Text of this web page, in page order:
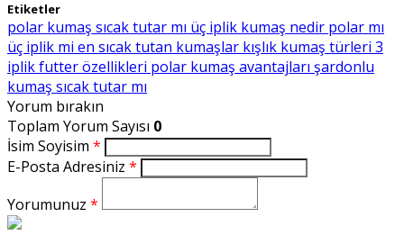
Etiketler
polar kumaş sıcak tutar mı üç iplik kumaş nedir polar mı
üç iplik mi en sıcak tutan kumaşlar kışlık kumaş türleri 3
iplik futter özellikleri polar kumaş avantajları şardonlu
kumaş sıcak tutar mı
Yorum bırakın
Toplam Yorum Sayısı 0
İsim Soyisim *
E-Posta Adresiniz *
Yorumunuz *